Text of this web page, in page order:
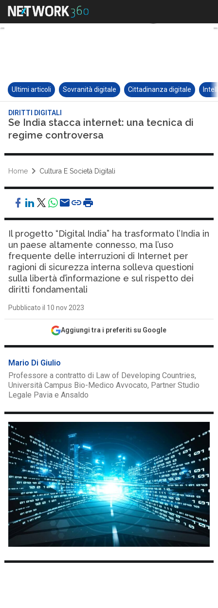
Ultimi articoli Sovranità digitale Cittadinanza digitale
DIRITTI DIGITALI
Se India stacca internet: una tecnica di
regime controversa
Home Cultura E Società Digitali
Il progetto “Digital India” ha trasformato l’India in
un paese altamente connesso, ma l’uso
frequente delle interruzioni di Internet per
ragioni di sicurezza interna solleva questioni
sulla libertà d’informazione e sul rispetto dei
diritti fondamentali
Pubblicato il 10 nov 2023
Aggiungi tra i preferiti su Google
Mario Di Giulio
Professore a contratto di Law of Developing Countries,
Università Campus Bio-Medico Avvocato, Partner Studio
Legale Pavia e Ansaldo